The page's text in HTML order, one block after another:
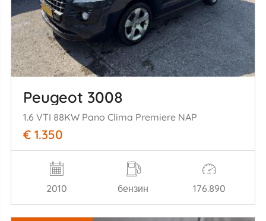
Peugeot 3008
1.6 VTI 88KW Pano Clima Premiere NAP
€ 1.350
2010 бензин 176.890